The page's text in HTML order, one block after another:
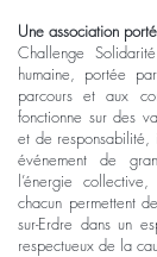
Une association
Challenge
humaine, portée
parcours et aux
fonctionne sur des
et de responsabilité,
événement de
l’énergie
chacun permettent
sur-Erdre dans un
respectueux de la